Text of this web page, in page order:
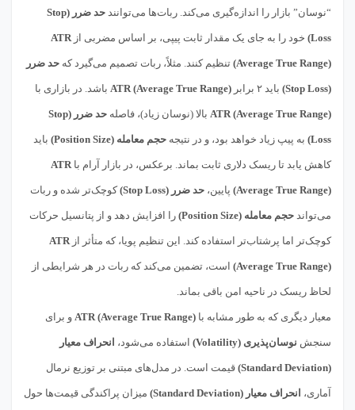
“نوسان” بازار را اندازه‌گیری می‌کند. ربات‌ها می‌توانند حد ضرر (Stop
Loss) خود را به جای یک مقدار ثابت پیپی، بر اساس مضربی ازATR
(Average True Range) تنظیم کنند. مثلاً، ربات تصمیم می‌گیرد که حد ضرر
(Stop Loss) باید ۲ برابر ATR (Average True Range) باشد. در بازاری با
ATR (Average True Range) بالا (نوسان زیاد)، فاصله حد ضرر (Stop
Loss) به پیپ زیاد خواهد بود، و در نتیجه حجم معامله (Position Size) باید
کاهش یابد تا ریسک دلاری ثابت بماند. برعکس، در بازار آرام باATR
(Average True Range) پایین، حد ضرر (Stop Loss) کوچک‌تر شده و ربات
می‌تواند حجم معامله (Position Size) را افزایش دهد و از پتانسیل حرکات
کوچک‌تر اما پرشتاب‌تر استفاده کند. این تنظیم پویا، که متأثر ازATR
(Average True Range) است، تضمین می‌کند که ربات در هر شرایطی از
لحاظ ریسک در ناحیه امن باقی بماند.
معیار دیگری که به طور مشابه با ATR (Average True Range) و برای
سنجش نوسان‌پذیری (Volatility) استفاده می‌شود، انحراف معیار
(Standard Deviation) قیمت است. در مدل‌های مبتنی بر توزیع نرمال
آماری، انحراف معیار (Standard Deviation) میزان پراکندگی قیمت‌ها حول